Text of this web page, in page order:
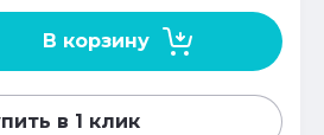
В корзину
в 1 клик